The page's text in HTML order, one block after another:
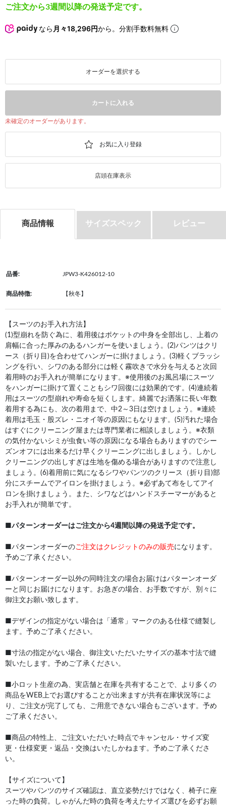
ご注文から3週間以降の発送予定です。
なら 月々18,296円から。分割手数料無料
オーダーを選択する
カートに入れる
未確定のオーダーがあります。
店頭在庫表示
商品情報 サイズスペック レビュー
品番: JPW3-K426012-10
商品特徴: 【秋冬】
【スーツのお手入れ方法】
(1)型崩れを防ぐ為に、着用後はポケットの中身を全部出し、上着の
肩幅に合った厚みのあるハンガーを使いましょう。(2)パンツはクリ
ース（折り目)を合わせてハンガーに掛けましょう。(3)軽くブラッシ
ングを行い、シワのある部分には軽く霧吹きで水分を与えると次回
着用時のお手入れが簡単になります。※使用後のお風呂場にスーツ
をハンガーに掛けて置くこともシワ回復には効果的です。(4)連続着
用はスーツの型崩れや寿命を短くします。綺麗でお洒落に長い年数
着用する為にも、次の着用まで、中2～3日は空けましょう。※連続
着用は毛玉・股ズレ・ニオイ等の原因にもなります。(5)汚れた場合
はすぐにクリーニング屋または専門業者に相談しましょう。※衣類
の気付かないシミが虫食い等の原因になる場合もありますのでシー
ズンオフには出来るだけ早くクリーニングに出しましょう。しかし
クリーニングの出しすぎは生地を傷める場合がありますので注意し
ましょう。(6)着用前に気になるシワやパンツのクリース（折り目)部
分にスチームでアイロンを掛けましょう。※必ずあて布をしてアイ
ロンを掛けましょう。また、シワなどはハンドスチーマーがあると
お手入れが簡単です。
パターンオーダーはご注文から4週間以降の発送予定です。
■パターンオーダーのご注文はクレジットのみの販売になります。
予めご了承ください。
■パターンオーダー以外の同時注文の場合お届けはパターンオーダ
ーと同じお届けになります。お急ぎの場合、お手数ですが、別々に
御注文お願い致します。
■デザインの指定がない場合は「通常」マークのある仕様で縫製し
ます。予めご了承ください。
■寸法の指定がない場合、御注文いただいたサイズの基本寸法で縫
製いたします。予めご了承ください。
■小ロット生産の為、実店舗と在庫を共有することで、より多くの
商品をWEB上でお選びすることが出来ますが共有在庫状況等によ
り、ご注文が完了しても、ご用意できない場合もございます。予め
ご了承ください。
■商品の特性上、ご注文いただいた時点でキャンセル・サイズ変
更・仕様変更・返品・交換はいたしかねます。予めご了承くださ
い。
【サイズについて】
スーツやパンツのサイズ確認は、直立姿勢だけではなく、椅子に座
った時の負荷。しゃがんだ時の負荷を考えたサイズ選びを必ずお願